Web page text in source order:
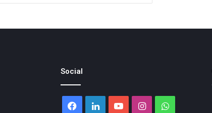
Social
Facebook
LinkedinYouTubeInstagramWhatsApp